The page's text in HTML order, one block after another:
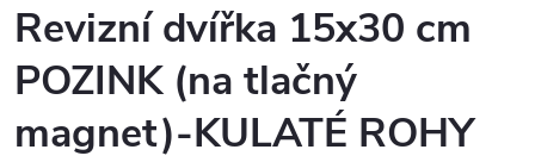
Revizní dvířka 15x30 cm
POZINK (na tlačný
magnet)-KULATÉ ROHY